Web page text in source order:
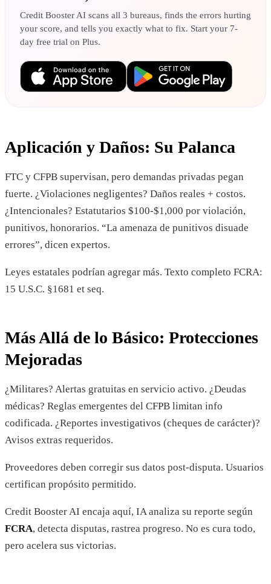
Credit Booster AI scans all 3 bureaus, finds the errors hurting
your score, and tells you exactly what to fix. Start your 7-
day free trial on Plus.
Aplicación y Daños: Su Palanca
FTC y CFPB supervisan, pero demandas privadas pegan
fuerte. ¿Violaciones negligentes? Daños reales + costos.
¿Intencionales? Estatutarios $100-$1,000 por violación,
punitivos, honorarios. “La amenaza de punitivos disuade
errores”, dicen expertos.
Leyes estatales podrían agregar más. Texto completo FCRA:
15 U.S.C. §1681 et seq.
Más Allá de lo Básico: Protecciones
Mejoradas
¿Militares? Alertas gratuitas en servicio activo. ¿Deudas
médicas? Reglas emergentes del CFPB limitan info
codificada. ¿Reportes investigativos (cheques de carácter)?
Avisos extras requeridos.
Proveedores deben corregir sus datos post-disputa. Usuarios
certifican propósito permitido.
Credit Booster AI encaja aquí, IA analiza su reporte según
FCRA, detecta disputas, rastrea progreso. No es cura todo,
pero acelera sus victorias.